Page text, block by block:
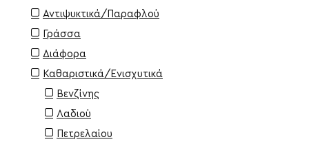
Αντιψυκτικά/Παραφλού
Γράσσα
Διάφορα
Καθαριστικά/Ενισχυτικά
Βενζίνης
Λαδιού
Πετρελαίου